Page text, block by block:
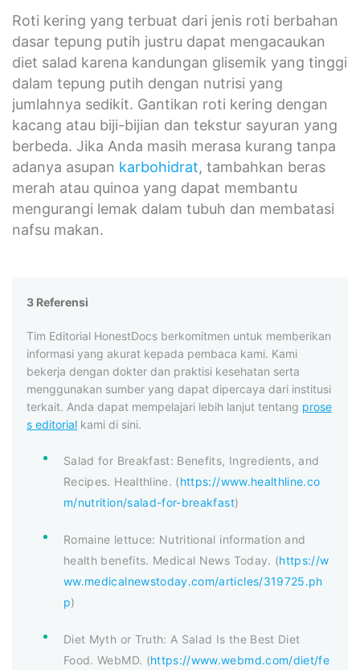
Roti kering yang terbuat dari jenis roti berbahan
dasar tepung putih justru dapat mengacaukan
diet salad karena kandungan glisemik yang tinggi
dalam tepung putih dengan nutrisi yang
jumlahnya sedikit. Gantikan roti kering dengan
kacang atau biji-bijian dan tekstur sayuran yang
berbeda. Jika Anda masih merasa kurang tanpa
adanya asupan karbohidrat, tambahkan beras
merah atau quinoa yang dapat membantu
mengurangi lemak dalam tubuh dan membatasi
nafsu makan.
3 Referensi
Tim Editorial HonestDocs berkomitmen untuk memberikan
informasi yang akurat kepada pembaca kami. Kami
bekerja dengan dokter dan praktisi kesehatan serta
menggunakan sumber yang dapat dipercaya dari institusi
terkait. Anda dapat mempelajari lebih lanjut tentang prose
s editorial kami di sini.
Salad for Breakfast: Benefits, Ingredients, and
Recipes. Healthline. (https://www.healthline.co
m/nutrition/salad-for-breakfast)
Romaine lettuce: Nutritional information and
health benefits. Medical News Today. (https://w
ww.medicalnewstoday.com/articles/319725.ph
p)
Diet Myth or Truth: A Salad Is the Best Diet
Food. WebMD. (https://www.webmd.com/diet/fe